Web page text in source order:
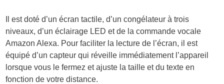
Il est doté d’un écran tactile, d’un congélateur à trois
niveaux, d’un éclairage LED et de la commande vocale
Amazon Alexa. Pour faciliter la lecture de l’écran, il est
équipé d’un capteur qui réveille immédiatement l’appareil
lorsque vous le fermez et ajuste la taille et du texte en
fonction de votre distance.